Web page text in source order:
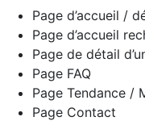
Page d’accueil /
Page d’accueil
Page de détail
Page FAQ
Page Tendance /
Page Contact